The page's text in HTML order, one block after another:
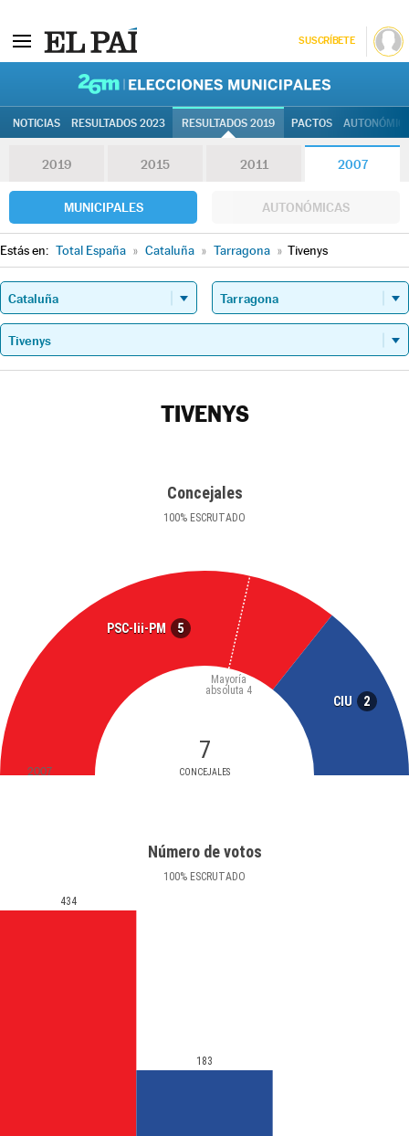
SUSCRÍBETE
NOTICIAS RESULTADOS 2023 RESULTADOS 2019 PACTOS
2019 2015 2011 2007
MUNICIPALES AUTONÓMICAS
Estás en: Total España » Cataluña » Tarragona » Tivenys
TIVENYS
Concejales
100% ESCRUTADO
PSC-Iii-PM 5
CIU 2
7
CONCEJALES
Mayoría
absoluta 4
2007
Número de votos
100% ESCRUTADO
434
183